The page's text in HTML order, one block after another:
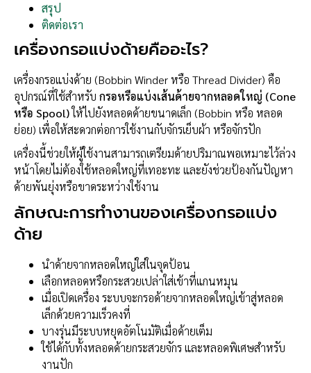
สรุป
ติดต่อเรา
เครื่องกรอแบ่งด้ายคืออะไร?
เครื่องกรอแบ่งด้าย (Bobbin Winder หรือ Thread Divider) คือ
อุปกรณ์ที่ใช้สำหรับ กรอหรือแบ่งเส้นด้ายจากหลอดใหญ่ (Cone
หรือ Spool)ให้ไปยังหลอดด้ายขนาดเล็ก (Bobbin หรือ หลอด
ย่อย) เพื่อให้สะดวกต่อการใช้งานกับจักรเย็บผ้า หรือจักรปัก
เครื่องนี้ช่วยให้ผู้ใช้งานสามารถเตรียมด้ายปริมาณพอเหมาะไว้ล่วง
หน้าโดยไม่ต้องใช้หลอดใหญ่ที่เทอะทะ และยังช่วยป้องกันปัญหา
ด้ายพันยุ่งหรือขาดระหว่างใช้งาน
ลักษณะการทำงานของเครื่องกรอแบ่ง
ด้าย
นำด้ายจากหลอดใหญ่ใส่ในจุดป้อน
เลือกหลอดหรือกระสวยเปล่าใส่เข้าที่แกนหมุน
เมื่อเปิดเครื่อง ระบบจะกรอด้ายจากหลอดใหญ่เข้าสู่หลอด
เล็กด้วยความเร็วคงที่
บางรุ่นมีระบบหยุดอัตโนมัติเมื่อด้ายเต็ม
ใช้ได้กับทั้งหลอดด้ายกระสวยจักร และหลอดพิเศษสำหรับ
งานปัก